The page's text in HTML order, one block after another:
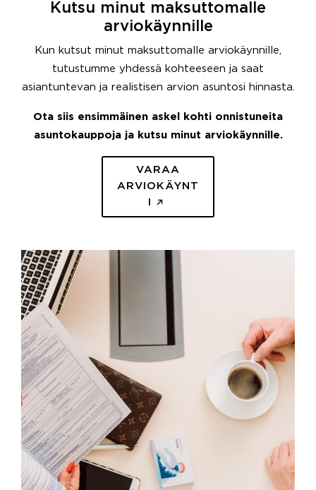
Kutsu minut maksuttomalle
arviokäynnille
Kun kutsut minut maksuttomalle arviokäynnille,
tutustumme yhdessä kohteeseen ja saat
asiantuntevan ja realistisen arvion asuntosi hinnasta.
Ota siis ensimmäinen askel kohti onnistuneita
asuntokauppoja ja kutsu minut arviokäynnille.
VARAA
ARVIOKÄYNT